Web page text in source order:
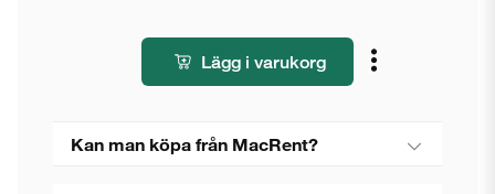
Lägg i varukorg
Kan man köpa från MacRent?